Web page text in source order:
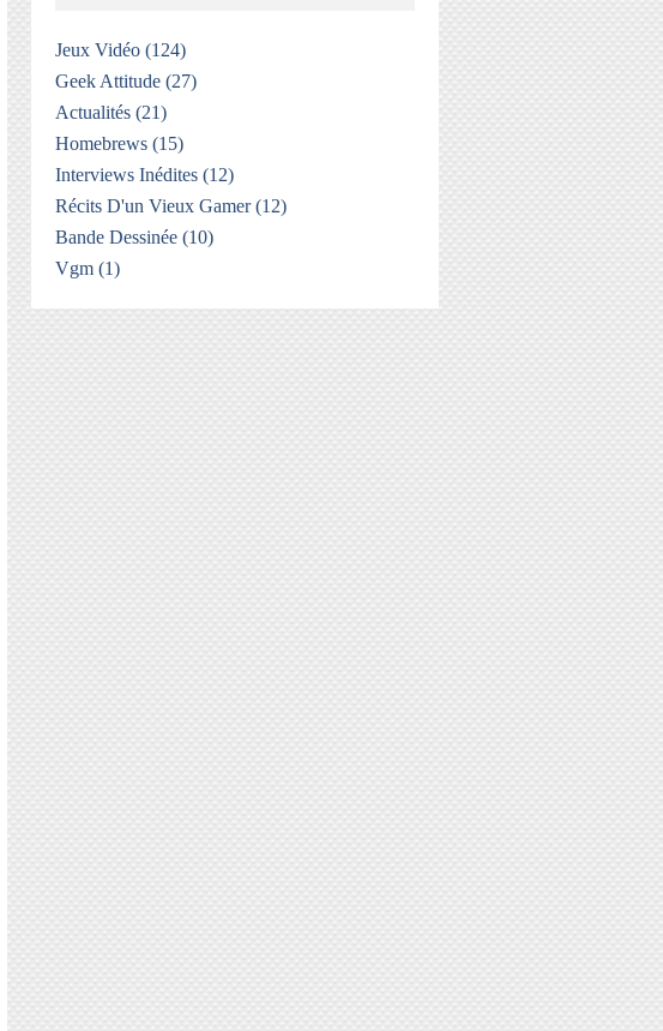
Jeux Vidéo (124)
Geek Attitude (27)
Actualités (21)
Homebrews (15)
Interviews Inédites (12)
Récits D'un Vieux Gamer(12)
Bande Dessinée (10)
Vgm (1)